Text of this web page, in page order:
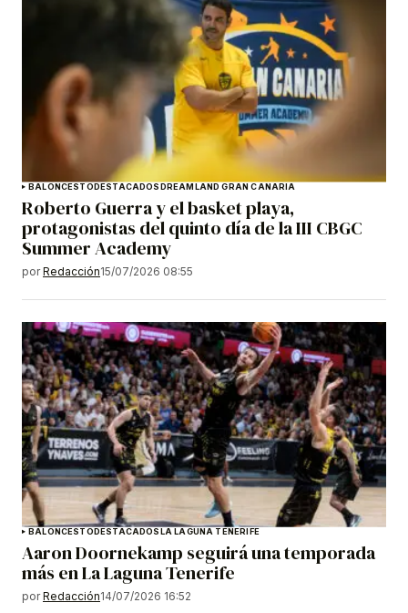
BALONCESTODESTACADOSDREAMLAND GRAN CANARIA
Roberto Guerra y el basket playa,
protagonistas del quinto día de la III CBGC
Summer Academy
por Redacción15/07/2026 08:55
BALONCESTODESTACADOSLA LAGUNA TENERIFE
Aaron Doornekamp seguirá una temporada
más en La Laguna Tenerife
por Redacción14/07/2026 16:52